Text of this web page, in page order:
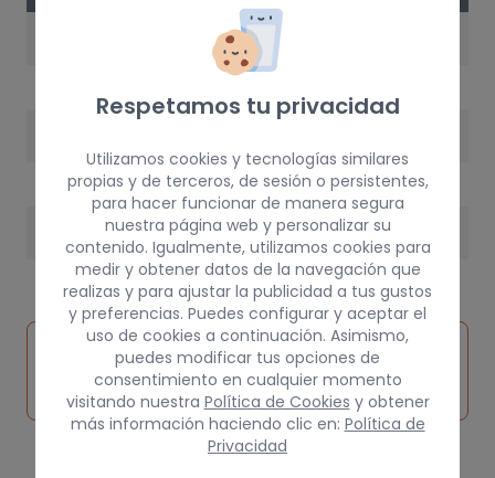
1998
Inspeccionar
vehículo de
origen
Solicitar
pieza
Consultar
por
Respetamos tu privacidad
Utilizamos cookies y tecnologías similares
propias y de terceros, de sesión o persistentes,
para hacer funcionar de manera segura
nuestra página web y personalizar su
contenido. Igualmente, utilizamos cookies para
medir y obtener datos de la navegación que
realizas y para ajustar la publicidad a tus gustos
y preferencias. Puedes configurar y aceptar el
uso de cookies a continuación. Asimismo,
puedes modificar tus opciones de
consentimiento en cualquier momento
visitando nuestra Política de Cookies y obtener
más información haciendo clic en: Política de
Privacidad